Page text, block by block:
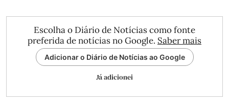
Escolha o Diário de Notícias como fonte
preferida de notícias no Google. Saber mais
Adicionar o Diário de Notícias ao Google
Já adicionei